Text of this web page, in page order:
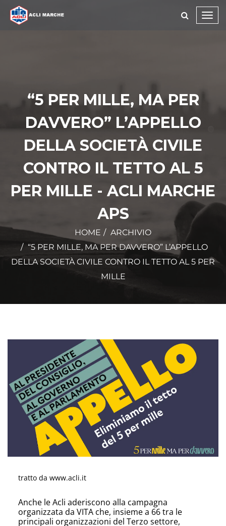
“5 PER MILLE, MA PER
DAVVERO” L’APPELLO
DELLA SOCIETÀ CIVILE
CONTRO IL TETTO AL 5
PER MILLE - ACLI MARCHE
APS
HOME
ARCHIVIO
“5 PER MILLE, MA PER DAVVERO” L’APPELLO
DELLA SOCIETÀ CIVILE CONTRO IL TETTO AL 5 PER
MILLE
tratto da www.acli.it
Anche le Acli aderiscono alla campagna
organizzata da VITA che, insieme a 66 tra le
principali organizzazioni del Terzo settore,